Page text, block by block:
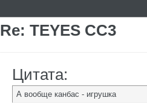
Re: TEYES CC3
Цитата:
А вообще канбас - игрушка